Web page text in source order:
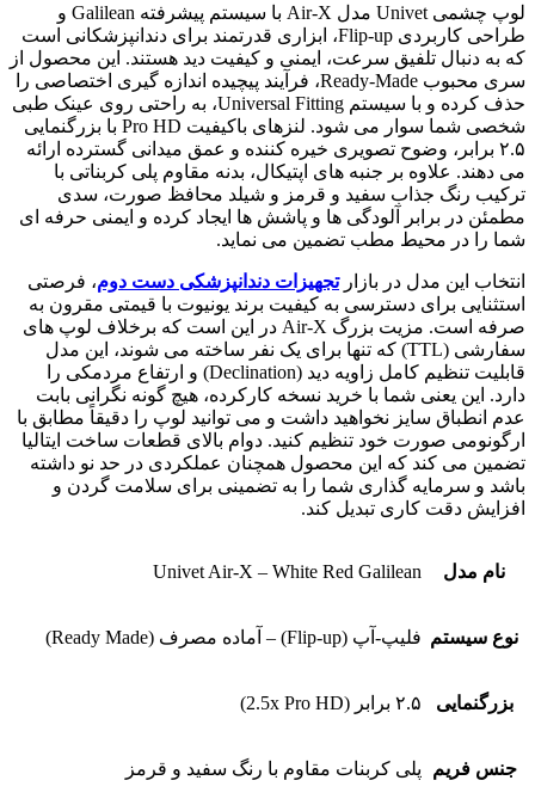
لوپ چشمی Univet مدل Air-X با سیستم پیشرفته Galilean و
طراحی کاربردی Flip-up، ابزاری قدرتمند برای دندانپزشکانی است
که به دنبال تلفیق سرعت، ایمنی و کیفیت دید هستند. این محصول از
سری محبوب Ready-Made، فرآیند پیچیده اندازه گیری اختصاصی را
حذف کرده و با سیستم Universal Fitting، به راحتی روی عینک طبی
شخصی شما سوار می شود. لنزهای باکیفیت Pro HD با بزرگنمایی
۲.۵ برابر، وضوح تصویری خیره کننده و عمق میدانی گسترده ارائه
می دهند. علاوه بر جنبه های اپتیکال، بدنه مقاوم پلی کربناتی با
ترکیب رنگ جذاب سفید و قرمز و شیلد محافظ صورت، سدی
مطمئن در برابر آلودگی ها و پاشش ها ایجاد کرده و ایمنی حرفه ای
شما را در محیط مطب تضمین می نماید.
انتخاب این مدل در بازارتجهیزات دندانپزشکی دست دوم، فرصتی
استثنایی برای دسترسی به کیفیت برند یونیوت با قیمتی مقرون به
صرفه است. مزیت بزرگ Air-X در این است که برخلاف لوپ های
سفارشی (TTL) که تنها برای یک نفر ساخته می شوند، این مدل
قابلیت تنظیم کامل زاویه دید (Declination) و ارتفاع مردمکی را
دارد. این یعنی شما با خرید نسخه کارکرده، هیچ گونه نگرانی بابت
عدم انطباق سایز نخواهید داشت و می توانید لوپ را دقیقاً مطابق با
ارگونومی صورت خود تنظیم کنید. دوام بالای قطعات ساخت ایتالیا
تضمین می کند که این محصول همچنان عملکردی در حد نو داشته
باشد و سرمایه گذاری شما را به تضمینی برای سلامت گردن و
افزایش دقت کاری تبدیل کند.
نام مدل Univet Air-X – White Red Galilean
نوع سیستم فلیپ-آپ (Flip-up) – آماده مصرف (Ready Made)
بزرگنمایی ۲.۵ برابر (2.5x Pro HD)
جنس فریم پلی کربنات مقاوم با رنگ سفید و قرمز